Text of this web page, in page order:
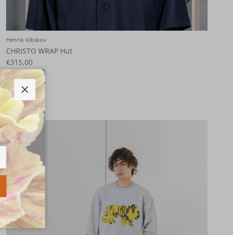
Henrik Vibskov
CHRISTO WRAP Hut
€315,00
Schließen